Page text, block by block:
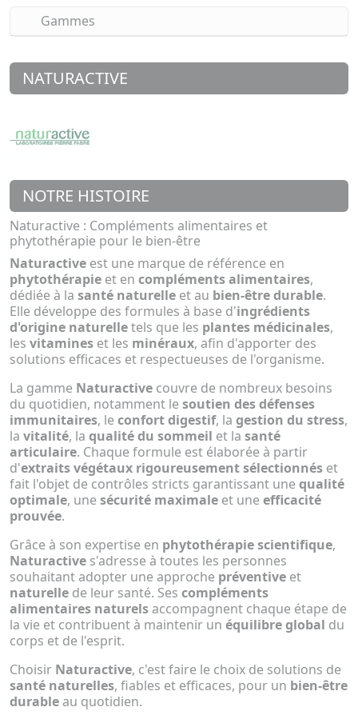
Gammes
NATURACTIVE
NOTRE HISTOIRE
Naturactive : Compléments alimentaires et
phytothérapie pour le bien-être
Naturactive est une marque de référence en
phytothérapie et en compléments alimentaires,
dédiée à la santé naturelle et au bien-être durable.
Elle développe des formules à base d'ingrédients
d'origine naturelletels que les plantes médicinales,
les vitamines et les minéraux, afin d'apporter des
solutions efficaces et respectueuses de l'organisme.
La gamme Naturactive couvre de nombreux besoins
du quotidien, notamment le soutien des défenses
immunitaires, le confort digestif, la gestion du stress,
la vitalité, la qualité du sommeil et la santé
articulaire. Chaque formule est élaborée à partir
d'extraits végétaux rigoureusement sélectionnés et
fait l'objet de contrôles stricts garantissant une qualité
optimale, une sécurité maximale et une efficacité
prouvée.
Grâce à son expertise en phytothérapie scientifique,
Naturactive s'adresse à toutes les personnes
souhaitant adopter une approche préventive et
naturelle de leur santé. Ses compléments
alimentaires naturels accompagnent chaque étape de
la vie et contribuent à maintenir un équilibre global du
corps et de l'esprit.
Choisir Naturactive, c'est faire le choix de solutions de
santé naturelles, fiables et efficaces, pour un bien-être
durable au quotidien.